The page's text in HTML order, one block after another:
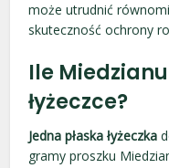
może utrudnić
skuteczność ochrony
Ile
łyżeczce?
Jedna płaska łyżeczka
gramy proszku